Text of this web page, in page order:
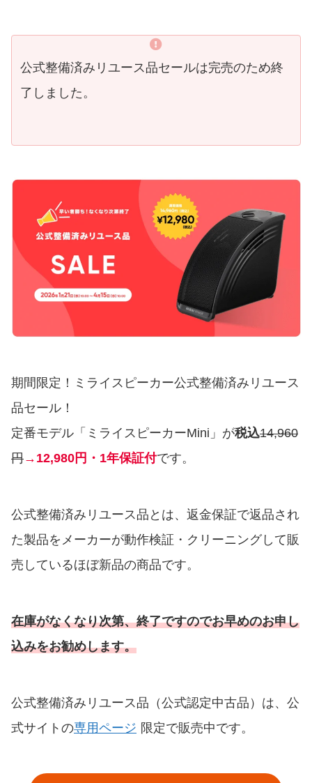
公式整備済みリユース品セールは完売のため終
了しました。
期間限定！ミライスピーカー公式整備済みリユース
品セール！
定番モデル「ミライスピーカーMini」が税込14,960
円→12,980円・1年保証付です。
公式整備済みリユース品とは、返金保証で返品され
た製品をメーカーが動作検証・クリーニングして販
売しているほぼ新品の商品です。
在庫がなくなり次第、終了ですのでお早めのお申し
込みをお勧めします。
公式整備済みリユース品（公式認定中古品）は、公
式サイトの専用ページ 限定で販売中です。